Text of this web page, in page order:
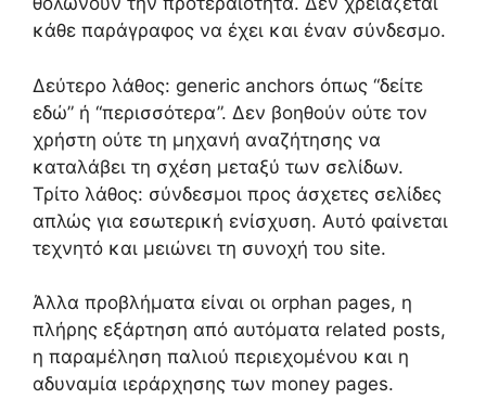
κάθε παράγραφος να έχει και έναν σύνδεσμο.
Δεύτερο λάθος: generic anchors όπως “δείτε
εδώ” ή “περισσότερα”. Δεν βοηθούν ούτε τον
χρήστη ούτε τη μηχανή αναζήτησης να
καταλάβει τη σχέση μεταξύ των σελίδων.
Τρίτο λάθος: σύνδεσμοι προς άσχετες σελίδες
απλώς για εσωτερική ενίσχυση. Αυτό φαίνεται
τεχνητό και μειώνει τη συνοχή του site.
Άλλα προβλήματα είναι οι orphan pages, η
πλήρης εξάρτηση από αυτόματα related posts,
η παραμέληση παλιού περιεχομένου και η
αδυναμία ιεράρχησης των money pages.